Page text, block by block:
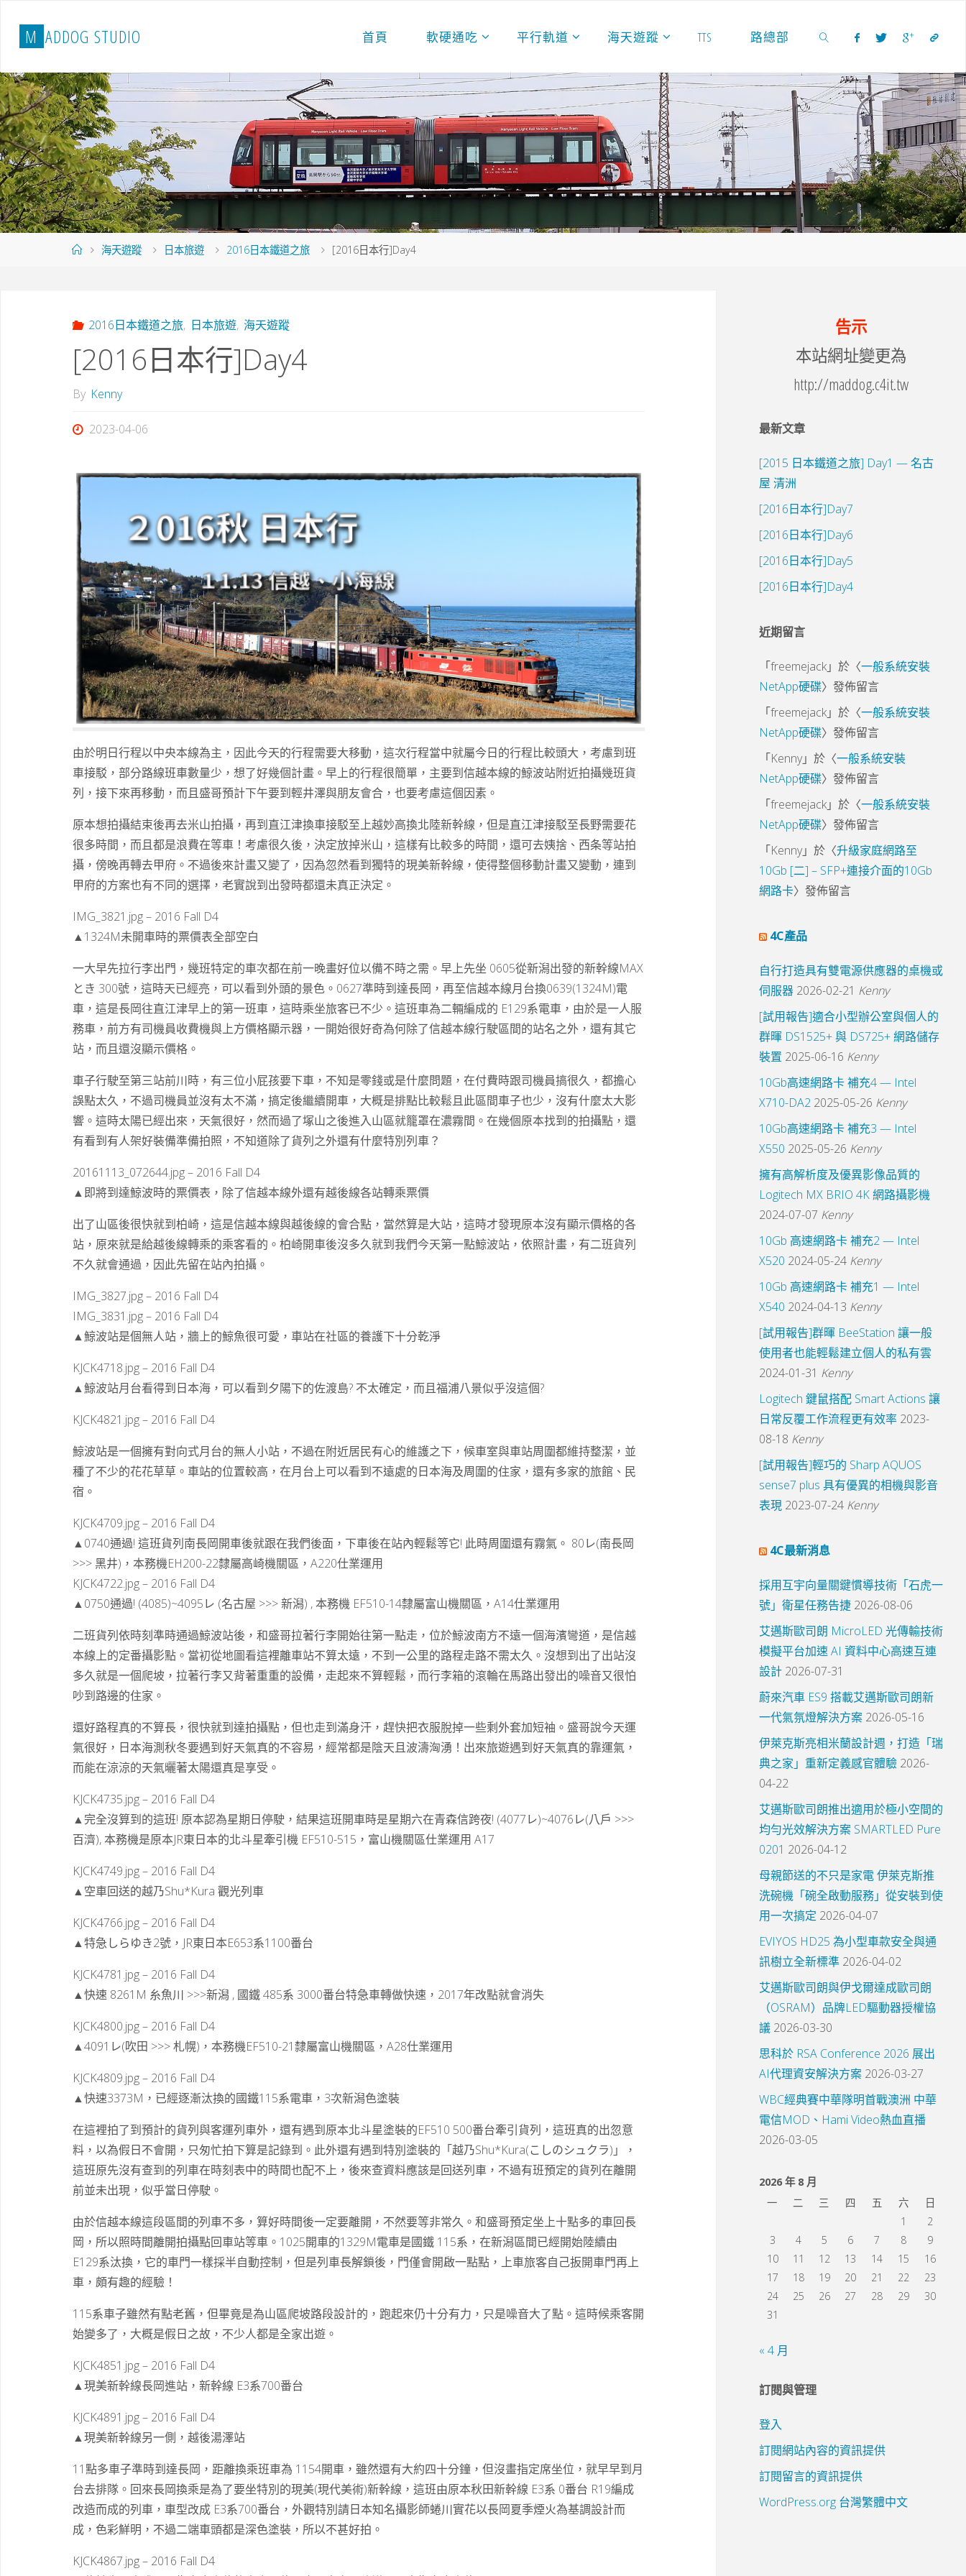
content
M ADDOG STUDIO 首頁 軟硬通吃 平行軌道 海天遊蹤 TTS 路總部
SEARCH
Home海天遊蹤 日本旅遊 2016日本鐵道之旅 [2016日本行]Day4
2016日本鐵道之旅, 日本旅遊, 海天遊蹤
[2016日本行]Day4
By Kenny
2023-04-06
由於明日行程以中央本線為主，因此今天的行程需要大移動，這次行程當中就屬今日的行程比較頭大，考慮到班
車接駁，部分路線班車數量少，想了好幾個計畫。早上的行程很簡單，主要到信越本線的鯨波站附近拍攝幾班貨
列，接下來再移動，而且盛哥預計下午要到輕井澤與朋友會合，也要考慮這個因素。
原本想拍攝結束後再去米山拍攝，再到直江津換車接駁至上越妙高換北陸新幹線，但是直江津接駁至長野需要花
很多時間，而且都是浪費在等車！考慮很久後，決定放掉米山，這樣有比較多的時間，還可去姨捨、西条等站拍
攝，傍晚再轉去甲府。不過後來計畫又變了，因為忽然看到獨特的現美新幹線，使得整個移動計畫又變動，連到
甲府的方案也有不同的選擇，老實說到出發時都還未真正決定。
IMG_3821.jpg – 2016 Fall D4
▲1324M未開車時的票價表全部空白
一大早先拉行李出門，幾班特定的車次都在前一晚畫好位以備不時之需。早上先坐 0605從新潟出發的新幹線MAX
とき 300號，這時天已經亮，可以看到外頭的景色。0627準時到達長岡，再至信越本線月台換0639(1324M)電
車，這是長岡往直江津早上的第一班車，這時乘坐旅客已不少。這班車為二輛編成的 E129系電車，由於是一人服
務車，前方有司機員收費機與上方價格顯示器，一開始很好奇為何除了信越本線行駛區間的站名之外，還有其它
站，而且還沒顯示價格。
車子行駛至第三站前川時，有三位小屁孩要下車，不知是零錢或是什麼問題，在付費時跟司機員搞很久，都擔心
誤點太久，不過司機員並沒有太不滿，搞定後繼續開車，大概是排點比較鬆且此區間車子也少，沒有什麼太大影
響。這時太陽已經出來，天氣很好，然而過了塚山之後進入山區就籠罩在濃霧間。在幾個原本找到的拍攝點，還
有看到有人架好裝備準備拍照，不知道除了貨列之外還有什麼特別列車？
20161113_072644.jpg – 2016 Fall D4
▲即將到達鯨波時的票價表，除了信越本線外還有越後線各站轉乘票價
出了山區後很快就到柏崎，這是信越本線與越後線的會合點，當然算是大站，這時才發現原本沒有顯示價格的各
站，原來就是給越後線轉乘的乘客看的。柏崎開車後沒多久就到我們今天第一點鯨波站，依照計畫，有二班貨列
不久就會通過，因此先留在站內拍攝。
IMG_3827.jpg – 2016 Fall D4
IMG_3831.jpg – 2016 Fall D4
▲鯨波站是個無人站，牆上的鯨魚很可愛，車站在社區的養護下十分乾淨
KJCK4718.jpg – 2016 Fall D4
▲鯨波站月台看得到日本海，可以看到夕陽下的佐渡島? 不太確定，而且福浦八景似乎沒這個?
KJCK4821.jpg – 2016 Fall D4
鯨波站是一個擁有對向式月台的無人小站，不過在附近居民有心的維護之下，候車室與車站周圍都維持整潔，並
種了不少的花花草草。車站的位置較高，在月台上可以看到不遠處的日本海及周圍的住家，還有多家的旅館、民
宿。
KJCK4709.jpg – 2016 Fall D4
▲0740通過! 這班貨列南長岡開車後就跟在我們後面，下車後在站內輕鬆等它! 此時周圍還有霧氣。 80レ(南長岡
>>> 黑井)，本務機EH200-22隸屬高崎機關區，A220仕業運用
KJCK4722.jpg – 2016 Fall D4
▲0750通過! (4085)~4095レ (名古屋 >>> 新潟) , 本務機 EF510-14隸屬富山機關區，A14仕業運用
二班貨列依時刻準時通過鯨波站後，和盛哥拉著行李開始往第一點走，位於鯨波南方不遠一個海濱彎道，是信越
本線上的定番攝影點。當初從地圖看這裡離車站不算太遠，不到一公里的路程走路不需太久。沒想到出了出站沒
多久就是一個爬坡，拉著行李又背著重重的設備，走起來不算輕鬆，而行李箱的滾輪在馬路出發出的噪音又很怕
吵到路邊的住家。
還好路程真的不算長，很快就到達拍攝點，但也走到滿身汗，趕快把衣服脫掉一些剩外套加短袖。盛哥說今天運
氣很好，日本海測秋冬要遇到好天氣真的不容易，經常都是陰天且波濤洶湧！出來旅遊遇到好天氣真的靠運氣，
而能在涼涼的天氣曬著太陽還真是享受。
KJCK4735.jpg – 2016 Fall D4
▲完全沒算到的這班! 原本認為星期日停駛，結果這班開車時是星期六在青森信跨夜! (4077レ)~4076レ(八戶 >>>
百濟), 本務機是原本JR東日本的北斗星牽引機 EF510-515，富山機關區仕業運用 A17
KJCK4749.jpg – 2016 Fall D4
▲空車回送的越乃Shu*Kura 觀光列車
KJCK4766.jpg – 2016 Fall D4
▲特急しらゆき2號，JR東日本E653系1100番台
KJCK4781.jpg – 2016 Fall D4
▲快速 8261M 糸魚川 >>>新潟 , 國鐵 485系 3000番台特急車轉做快速，2017年改點就會消失
KJCK4800.jpg – 2016 Fall D4
▲4091レ(吹田 >>> 札幌)，本務機EF510-21隸屬富山機關區，A28仕業運用
KJCK4809.jpg – 2016 Fall D4
▲快速3373M，已經逐漸汰換的國鐵115系電車，3次新潟色塗裝
在這裡拍了到預計的貨列與客運列車外，還有遇到原本北斗星塗裝的EF510 500番台牽引貨列，這班真的出忽意
料，以為假日不會開，只匆忙拍下算是記錄到。此外還有遇到特別塗裝的「越乃Shu*Kura(こしのシュクラ)」，
這班原先沒有查到的列車在時刻表中的時間也配不上，後來查資料應該是回送列車，不過有班預定的貨列在離開
前並未出現，似乎當日停駛。
由於信越本線這段區間的列車不多，算好時間後一定要離開，不然要等非常久。和盛哥預定坐上十點多的車回長
岡，所以照時間離開拍攝點回車站等車。1025開車的1329M電車是國鐵 115系，在新潟區間已經開始陸續由
E129系汰換，它的車門一樣採半自動控制，但是列車長解鎖後，門僅會開啟一點點，上車旅客自己扳開車門再上
車，頗有趣的經驗！
115系車子雖然有點老舊，但畢竟是為山區爬坡路段設計的，跑起來仍十分有力，只是噪音大了點。這時候乘客開
始變多了，大概是假日之故，不少人都是全家出遊。
KJCK4851.jpg – 2016 Fall D4
▲現美新幹線長岡進站，新幹線 E3系700番台
KJCK4891.jpg – 2016 Fall D4
▲現美新幹線另一側，越後湯澤站
11點多車子準時到達長岡，距離換乘班車為 1154開車，雖然還有大約四十分鐘，但沒畫指定席坐位，就早早到月
台去排隊。回來長岡換乘是為了要坐特別的現美(現代美術)新幹線，這班由原本秋田新幹線 E3系 0番台 R19編成
改造而成的列車，車型改成 E3系700番台，外觀特別請日本知名攝影師蜷川實花以長岡夏季煙火為基調設計而
成，色彩鮮明，不過二端車頭都是深色塗裝，所以不甚好拍。
KJCK4867.jpg – 2016 Fall D4
告示
本站網址變更為
http://maddog.c4it.tw
最新文章
[2015 日本鐵道之旅] Day1 — 名古
屋 清洲
[2016日本行]Day7
[2016日本行]Day6
[2016日本行]Day5
[2016日本行]Day4
近期留言
「freemejack」於〈一般系統安裝
NetApp硬碟〉發佈留言
「freemejack」於〈一般系統安裝
NetApp硬碟〉發佈留言
「Kenny」於〈一般系統安裝
NetApp硬碟〉發佈留言
「freemejack」於〈一般系統安裝
NetApp硬碟〉發佈留言
「Kenny」於〈升級家庭網路至
10Gb [二] – SFP+連接介面的10Gb
網路卡〉發佈留言
4C產品
自行打造具有雙電源供應器的桌機或
伺服器 2026-02-21 Kenny
[試用報告]適合小型辦公室與個人的
群暉 DS1525+ 與 DS725+ 網路儲存
裝置 2025-06-16 Kenny
10Gb高速網路卡 補充4 — Intel
X710-DA2 2025-05-26 Kenny
10Gb高速網路卡 補充3 — Intel
X550 2025-05-26 Kenny
擁有高解析度及優異影像品質的
Logitech MX BRIO 4K 網路攝影機
2024-07-07 Kenny
10Gb 高速網路卡 補充2 — Intel
X520 2024-05-24 Kenny
10Gb 高速網路卡 補充1 — Intel
X540 2024-04-13 Kenny
[試用報告]群暉 BeeStation 讓一般
使用者也能輕鬆建立個人的私有雲
2024-01-31 Kenny
Logitech 鍵鼠搭配 Smart Actions 讓
日常反覆工作流程更有效率 2023-
08-18 Kenny
[試用報告]輕巧的 Sharp AQUOS
sense7 plus 具有優異的相機與影音
表現 2023-07-24 Kenny
4C最新消息
採用互宇向量關鍵慣導技術「石虎一
號」衛星任務告捷 2026-08-06
艾邁斯歐司朗 MicroLED 光傳輸技術
模擬平台加速 AI 資料中心高速互連
設計 2026-07-31
蔚來汽車 ES9 搭載艾邁斯歐司朗新
一代氣氛燈解決方案 2026-05-16
伊萊克斯亮相米蘭設計週，打造「瑞
典之家」重新定義感官體驗 2026-
04-22
艾邁斯歐司朗推出適用於極小空間的
均勻光效解決方案 SMARTLED Pure
0201 2026-04-12
母親節送的不只是家電 伊萊克斯推
洗碗機「碗全啟動服務」從安裝到使
用一次搞定 2026-04-07
EVIYOS HD25 為小型車款安全與通
訊樹立全新標準 2026-04-02
艾邁斯歐司朗與伊戈爾達成歐司朗
（OSRAM）品牌LED驅動器授權協
議 2026-03-30
思科於 RSA Conference 2026 展出
AI代理資安解決方案 2026-03-27
WBC經典賽中華隊明首戰澳洲 中華
電信MOD、Hami Video熱血直播
2026-03-05
2026 年 8 月
一
二 三 四 五 六
日
1
2
3
4 5 6 7 8
9
10
11 12 13 14 15
16
17
18 19 20 21 22
23
24
25 26 27 28 29
30
31
« 4 月
訂閱與管理
登入
訂閱網站內容的資訊提供
訂閱留言的資訊提供
WordPress.org 台灣繁體中文